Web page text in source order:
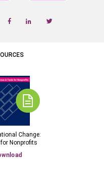
Change:
Nonprofits